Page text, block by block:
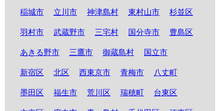
稲城市 立川市 神津島村 東村山市 杉並区
羽村市 武蔵野市 三宅村 国分寺市 豊島区
あきる野市 三鷹市 御蔵島村 国立市
新宿区 北区 西東京市 青梅市 八丈町
墨田区 福生市 荒川区 瑞穂町 台東区